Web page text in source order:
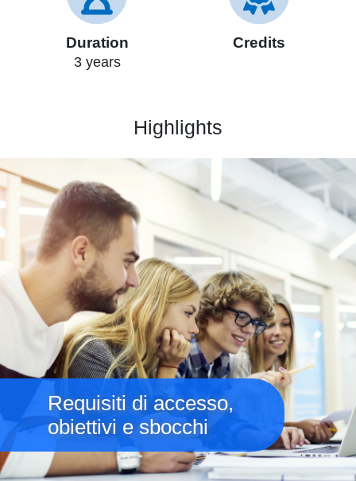
Duration
3 years
Credits
Highlights
Immagine
Requisiti di accesso,
obiettivi e sbocchi